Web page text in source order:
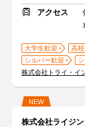
アクセス
大学生歓迎 高
シルバー歓迎
株式会社トライ・イ
NEW
株式会社ライジ